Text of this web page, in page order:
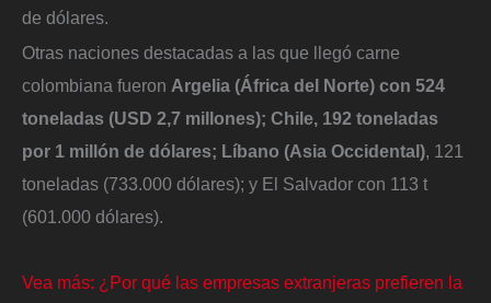
de dólares.
Otras naciones destacadas a las que llegó carne
colombiana fueron Argelia (África del Norte) con 524
toneladas (USD 2,7 millones); Chile, 192 toneladas
por 1 millón de dólares; Líbano (Asia Occidental), 121
toneladas (733.000 dólares); y El Salvador con 113 t
(601.000 dólares).
Vea más: ¿Por qué las empresas extranjeras prefieren la